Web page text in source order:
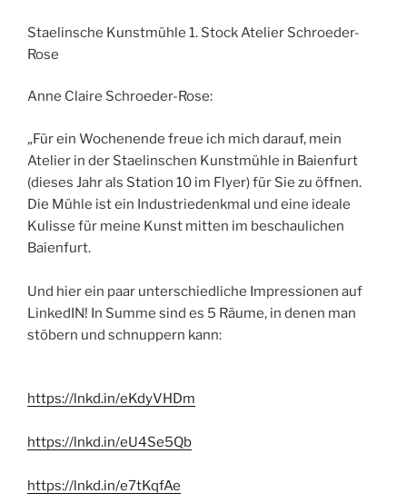
Staelinsche Kunstmühle 1. Stock Atelier Schroeder-
Rose
Anne Claire Schroeder-Rose:
„Für ein Wochenende freue ich mich darauf, mein
Atelier in der Staelinschen Kunstmühle in Baienfurt
(dieses Jahr als Station 10 im Flyer) für Sie zu öffnen.
Die Mühle ist ein Industriedenkmal und eine ideale
Kulisse für meine Kunst mitten im beschaulichen
Baienfurt.
Und hier ein paar unterschiedliche Impressionen auf
LinkedIN! In Summe sind es 5 Räume, in denen man
stöbern und schnuppern kann:
https://lnkd.in/eKdyVHDm
https://lnkd.in/eU4Se5Qb
https://lnkd.in/e7tKqfAe